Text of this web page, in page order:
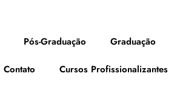
Pós-Graduação Graduação
Contato Cursos Profissionalizantes